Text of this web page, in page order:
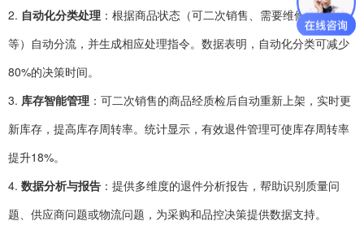
2. 自动化分类处理 ：根据商品状态（可二次销售、需要维修、报废
等）自动分流，并生成相应处理指令。数据表明，自动化分类可减少
80%的决策时间。
3. 库存智能管理 ：可二次销售的商品经质检后自动重新上架，实时更
新库存，提高库存周转率。统计显示，有效退件管理可使库存周转率
提升18%。
4. 数据分析与报告 ：提供多维度的退件分析报告，帮助识别质量问
题、供应商问题或物流问题，为采购和品控决策提供数据支持。